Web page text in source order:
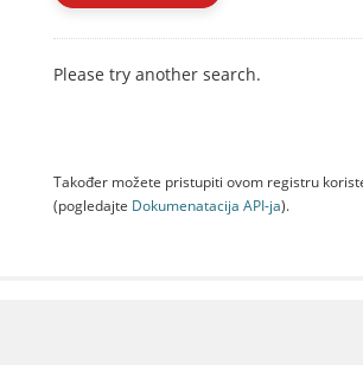
Please try another search.
Također možete pristupiti ovom registru
(pogledajte Dokumenаtаcijа API-jа).